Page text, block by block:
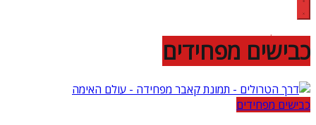
עלינו
אימה קולנועית
כבישים מפחידים
כבישים מפחידים